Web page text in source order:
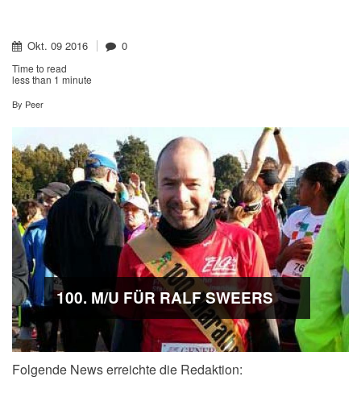
Okt. 09 2016 0
Time to read
less than 1 minute
By Peer
100. M/U FÜR RALF SWEERS
Folgende News erreichte die Redaktion: